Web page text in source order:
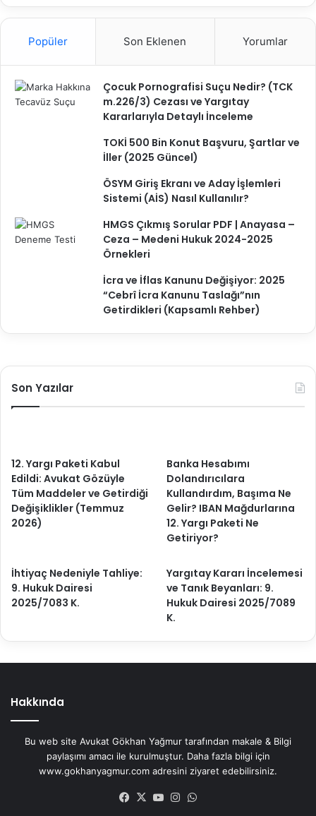
Popüler Son Eklenen Yorumlar
Çocuk Pornografisi Suçu Nedir? (TCK
m.226/3) Cezası ve Yargıtay
Kararlarıyla Detaylı İnceleme
TOKİ 500 Bin Konut Başvuru, Şartlar ve
İller (2025 Güncel)
ÖSYM Giriş Ekranı ve Aday İşlemleri
Sistemi (AİS) Nasıl Kullanılır?
HMGS Çıkmış Sorular PDF | Anayasa –
Ceza – Medeni Hukuk 2024-2025
Örnekleri
İcra ve İflas Kanunu Değişiyor: 2025
“Cebrî İcra Kanunu Taslağı”nın
Getirdikleri (Kapsamlı Rehber)
Son Yazılar
12. Yargı Paketi Kabul
Edildi: Avukat Gözüyle
Tüm Maddeler ve Getirdiği
Değişiklikler (Temmuz
2026)
Banka Hesabımı
Dolandırıcılara
Kullandırdım, Başıma Ne
Gelir? IBAN Mağdurlarına
12. Yargı Paketi Ne
Getiriyor?
İhtiyaç Nedeniyle Tahliye:
9. Hukuk Dairesi
2025/7083 K.
Yargıtay Kararı İncelemesi
ve Tanık Beyanları: 9.
Hukuk Dairesi 2025/7089
K.
Hakkında
Bu web site Avukat Gökhan Yağmur tarafından makale & Bilgi
paylaşımı amacı ile kurulmuştur. Daha fazla bilgi için
www.gokhanyagmur.com adresini ziyaret edebilirsiniz.
Facebook
X YouTubeInstagram